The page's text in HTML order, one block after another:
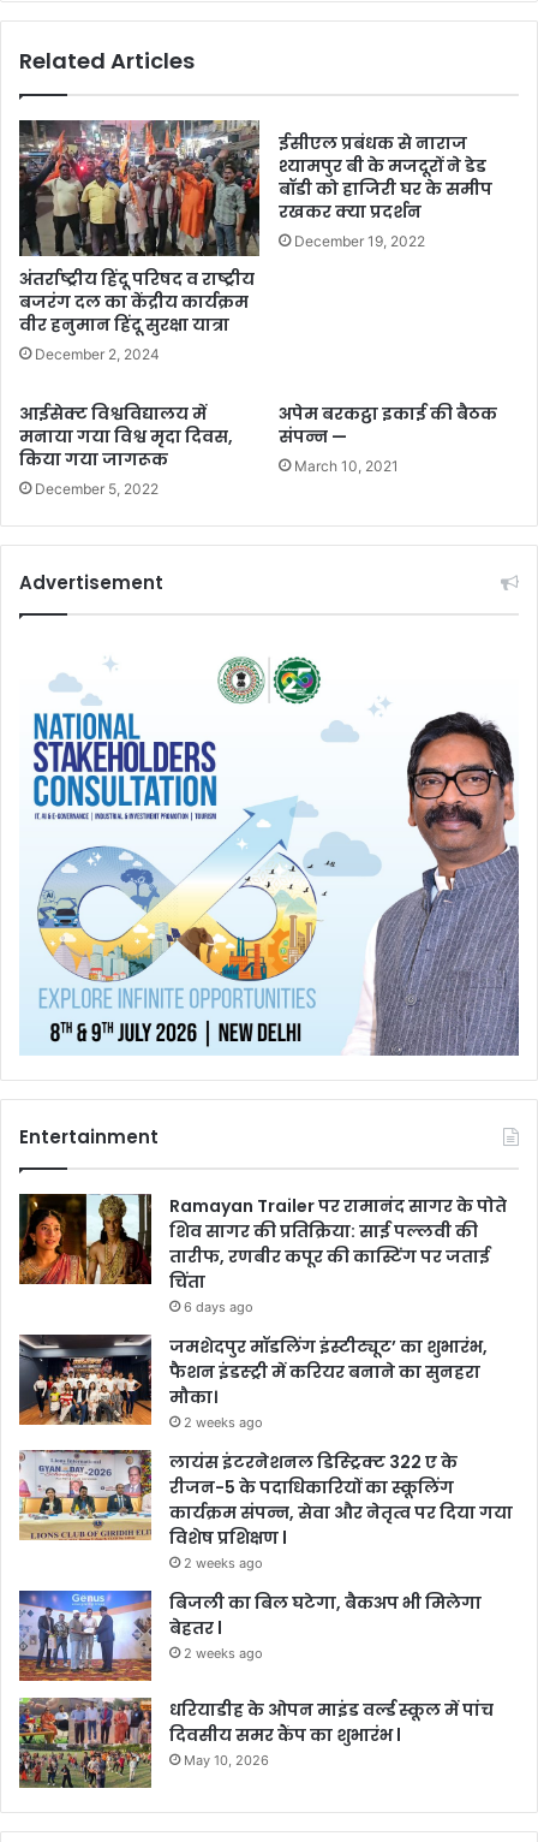
Related Articles
अंतर्राष्ट्रीय हिंदू परिषद व राष्ट्रीय
बजरंग दल का केंद्रीय कार्यक्रम
वीर हनुमान हिंदू सुरक्षा यात्रा
December 2, 2024
ईसीएल प्रबंधक से नाराज
श्यामपुर बी के मजदूरों ने डेड
बॉडी को हाजिरी घर के समीप
रखकर क्या प्रदर्शन
December 19, 2022
आईसेक्ट विश्वविद्यालय में
मनाया गया विश्व मृदा दिवस,
किया गया जागरूक
December 5, 2022
अपेम बरकट्ठा इकाई की बैठक
संपन्न —
March 10, 2021
Advertisement
Entertainment
Ramayan Trailer पर रामानंद सागर के पोते
शिव सागर की प्रतिक्रिया: साई पल्लवी की
तारीफ, रणबीर कपूर की कास्टिंग पर जताई
चिंता
6 days ago
जमशेदपुर मॉडलिंग इंस्टीट्यूट’ का शुभारंभ,
फैशन इंडस्ट्री में करियर बनाने का सुनहरा
मौका।
2 weeks ago
लायंस इंटरनेशनल डिस्ट्रिक्ट 322 ए के
रीजन-5 के पदाधिकारियों का स्कूलिंग
कार्यक्रम संपन्न, सेवा और नेतृत्व पर दिया गया
विशेष प्रशिक्षण l
2 weeks ago
बिजली का बिल घटेगा, बैकअप भी मिलेगा
बेहतर l
2 weeks ago
धरियाडीह के ओपन माइंड वर्ल्ड स्कूल में पांच
दिवसीय समर कैंप का शुभारंभ l
May 10, 2026